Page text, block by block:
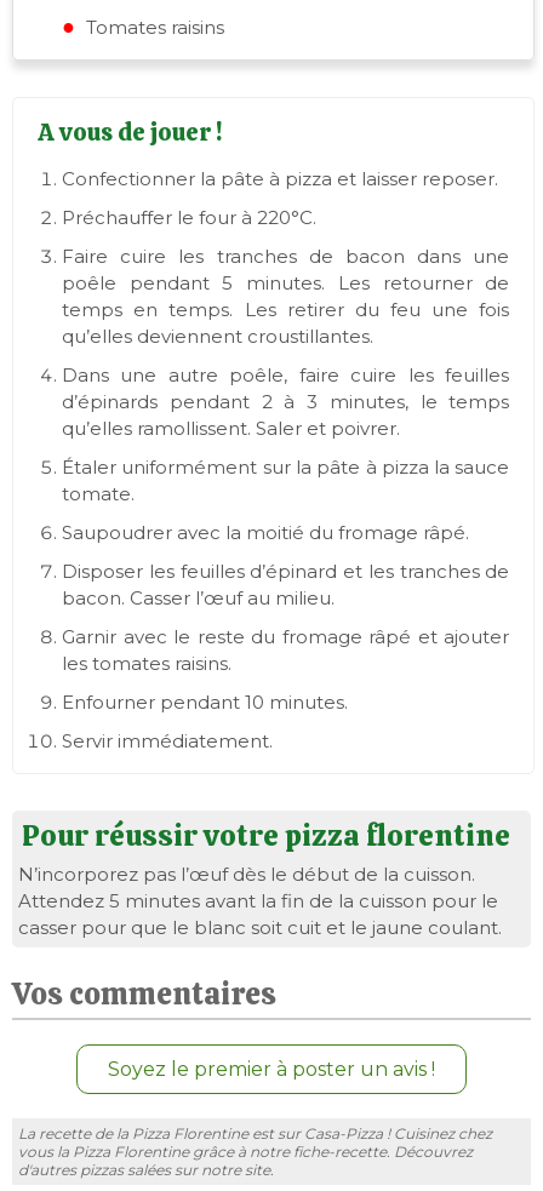
Tomates raisins
A vous de jouer !
Confectionner la pâte à pizza et laisser reposer.
Préchauffer le four à 220°C.
Faire cuire les tranches de bacon dans une
poêle pendant 5 minutes. Les retourner de
temps en temps. Les retirer du feu une fois
qu’elles deviennent croustillantes.
Dans une autre poêle, faire cuire les feuilles
d’épinards pendant 2 à 3 minutes, le temps
qu’elles ramollissent. Saler et poivrer.
Étaler uniformément sur la pâte à pizza la sauce
tomate.
Saupoudrer avec la moitié du fromage râpé.
Disposer les feuilles d’épinard et les tranches de
bacon. Casser l’œuf au milieu.
Garnir avec le reste du fromage râpé et ajouter
les tomates raisins.
Enfourner pendant 10 minutes.
Servir immédiatement.
Pour réussir votre pizza florentine
N’incorporez pas l’œuf dès le début de la cuisson.
Attendez 5 minutes avant la fin de la cuisson pour le
casser pour que le blanc soit cuit et le jaune coulant.
Vos commentaires
Soyez le premier à poster un avis !
La recette de la Pizza Florentine est sur Casa-Pizza ! Cuisinez chez
vous la Pizza Florentine grâce à notre fiche-recette. Découvrez
d'autres pizzas salées sur notre site.